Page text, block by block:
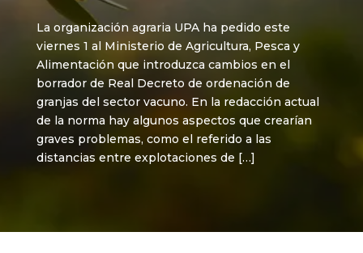
La organización agraria UPA ha pedido este
viernes 1 al Ministerio de Agricultura, Pesca y
Alimentación que introduzca cambios en el
borrador de Real Decreto de ordenación de
granjas del sector vacuno. En la redacción actual
de la norma hay algunos aspectos que crearían
graves problemas, como el referido a las
distancias entre explotaciones de […]